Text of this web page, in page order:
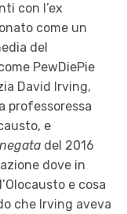
con l’ex
come un
del
PewDiePie
David Irving,
professoressa
e
del 2016
dove in
e cosa
che Irving aveva